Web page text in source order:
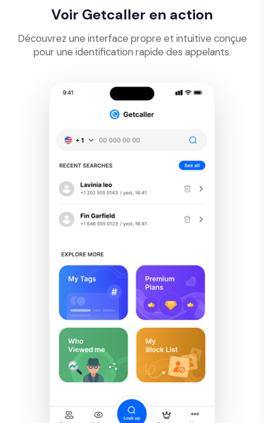
Voir Getcaller en action
Découvrez une interface propre et intuitive conçue
pour une identification rapide des appelants.